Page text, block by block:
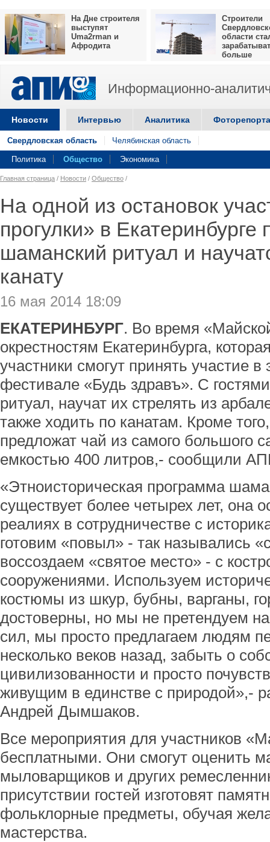
На Дне строителя
выступят
Uma2rman и
Афродита
Строители
области
больше
Информационно-
Новости Интервью Аналитика
Свердловская область Челябинская область
Политика Общество Экономика
Главная страница / Новости / Общество /
На одной из остановок
прогулки» в Екатеринбурге
шаманский ритуал и
канату
16 мая 2014 18:09
ЕКАТЕРИНБУРГ. Во время
окрестностям Екатеринбурга,
участники смогут принять участие
фестивале «Будь здравъ». С
ритуал, научат их стрелять из
также ходить по канатам. Кроме
предложат чай из самого большого
емкостью 400 литров,- сообщили
«Этноисторическая программа
существует более четырех лет, она
реалиях в сотрудничестве с
готовим «повыл» - так назывались
воссоздаем «святое место» - с
сооружениями. Используем
костюмы из шкур, бубны, варганы,
достоверны, но мы не претендуем
сил, мы просто предлагаем людям
несколько веков назад, забыть о
цивилизованности и просто
живущим в единстве с природой»,-
Андрей Дымшаков.
Все мероприятия для участников
бесплатными. Они смогут оценить
мыловарщиков и других
присутствии гостей изготовят
фольклорные предметы, обучая
мастерства.